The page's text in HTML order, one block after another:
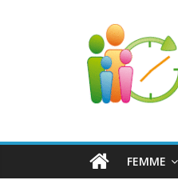
24h
Santé
toute
FEMME